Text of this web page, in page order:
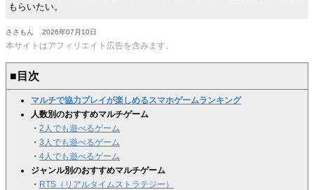
もらいたい。
ささもん 2026年07月10日
本サイトはアフィリエイト広告を含みます。
■目次
マルチで協力プレイが楽しめるスマホゲームランキング
人数別のおすすめマルチゲーム
・ 2人でも遊べるゲーム
・ 3人でも遊べるゲーム
・ 4人でも遊べるゲーム
ジャンル別のおすすめマルチゲーム
・ RTS（リアルタイムストラテジー）